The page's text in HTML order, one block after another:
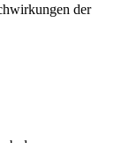
der